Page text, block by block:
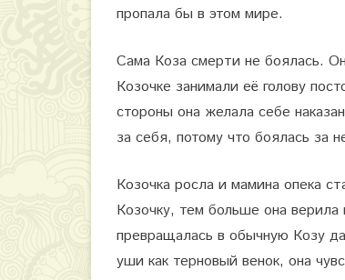
пропала бы в этом мире.
Сама Коза смерти не боялась.
Козочке занимали её голову
стороны она желала себе
за себя, потому что боялась за
Козочка росла и мамина опека
Козочку, тем больше она
превращалась в обычную Козу
уши как терновый венок, она